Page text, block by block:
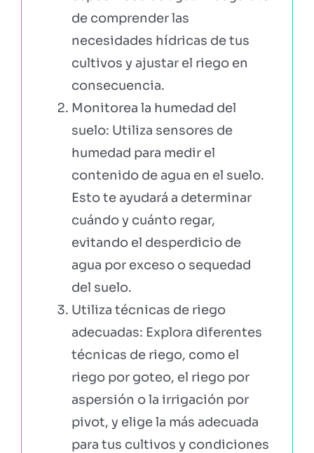
de comprender las
necesidades hídricas de tus
cultivos y ajustar el riego en
consecuencia.
Monitorea la humedad del
suelo: Utiliza sensores de
humedad para medir el
contenido de agua en el suelo.
Esto te ayudará a determinar
cuándo y cuánto regar,
evitando el desperdicio de
agua por exceso o sequedad
del suelo.
Utiliza técnicas de riego
adecuadas: Explora diferentes
técnicas de riego, como el
riego por goteo, el riego por
aspersión o la irrigación por
pivot, y elige la más adecuada
para tus cultivos y condiciones